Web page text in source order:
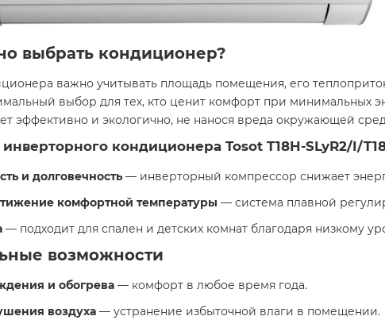
выбрать кондиционер?
важно учитывать площадь помещения, его
выбор для тех, кто ценит комфорт при минимальных
эффективно и экологично, не нанося вреда окружающей
кондиционера Tosot T18H-SLyR2/I/
и долговечность — инверторный компрессор снижает
комфортной температуры — система плавной
— подходит для спален и детских комнат благодаря низкому
возможности
и обогрева — комфорт в любое время года.
воздуха — устранение избыточной влаги в помещении.